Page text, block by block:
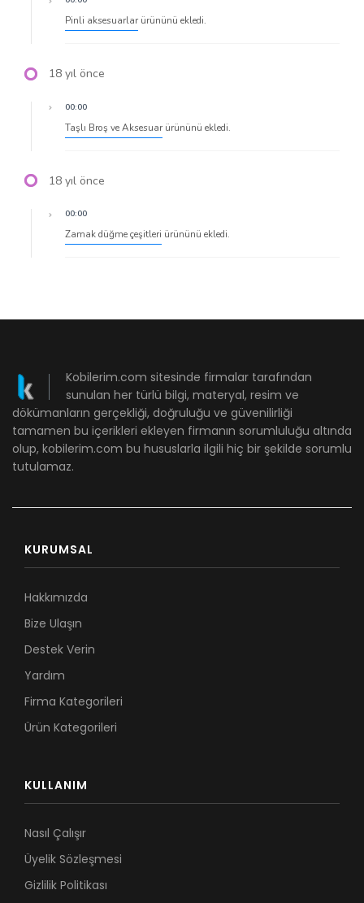
Pinli aksesuarlar ürününü ekledi.
18 yıl önce
00:00
Taşlı Broş ve Aksesuar ürününü ekledi.
18 yıl önce
00:00
Zamak düğme çeşitleri ürününü ekledi.
Kobilerim.com sitesinde firmalar tarafından
sunulan her türlü bilgi, materyal, resim ve
dökümanların gerçekliği, doğruluğu ve güvenilirliği
tamamen bu içerikleri ekleyen firmanın sorumluluğu altında
olup, kobilerim.com bu hususlarla ilgili hiç bir şekilde sorumlu
tutulamaz.
KURUMSAL
Hakkımızda
Bize Ulaşın
Destek Verin
Yardım
Firma Kategorileri
Ürün Kategorileri
KULLANIM
Nasıl Çalışır
Üyelik Sözleşmesi
Gizlilik Politikası